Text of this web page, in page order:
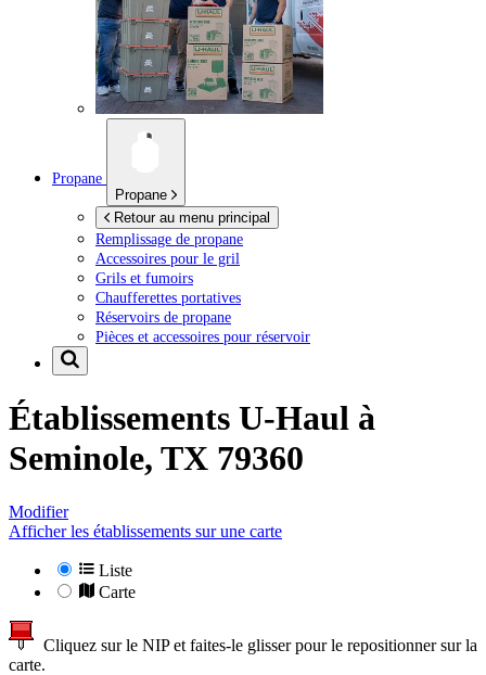
Propane
Propane
Retour au menu principal
Remplissage de propane
Accessoires pour le gril
Grils et fumoirs
Chaufferettes portatives
Réservoirs de propane
Pièces et accessoires pour réservoir
Établissements U-Haul à
Seminole, TX 79360
Modifier
Afficher les établissements sur une carte
Liste
Carte
Cliquez sur le NIP et faites-le glisser pour le repositionner sur la
carte.